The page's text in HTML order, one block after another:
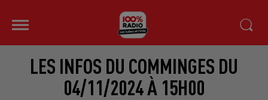
LES INFOS DU COMMINGES DU
04/11/2024 À 15H00